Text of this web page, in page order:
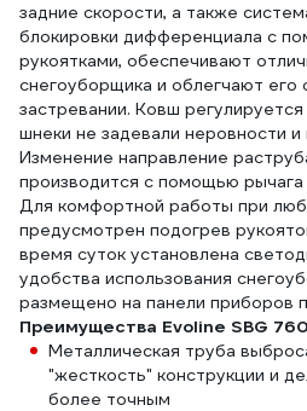
задние скорости, а также
блокировки дифференциала с
рукоятками, обеспечивают
снегоуборщика и облегчают
застревании. Ковш
шнеки не задевали неровности
Изменение направление
производится с помощью рычага
Для комфортной работы при
предусмотрен подогрев
время суток установлена
удобства использования
размещено на панели приборов
Преимущества Evoline SBG
Металлическая труба
"жесткость" конструкции и
более точным